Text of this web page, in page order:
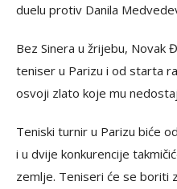
duelu protiv Danila
Bez Sinera u žrijebu, Novak
teniser u Parizu i od starta
osvoji zlato koje mu
Teniski turnir u Parizu biće
i u dvije konkurencije
zemlje. Teniseri će se boriti